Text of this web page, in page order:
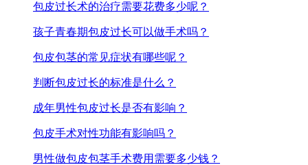
包皮过长术的治疗需要花费多少呢？
孩子青春期包皮过长可以做手术吗？
包皮包茎的常见症状有哪些呢？
判断包皮过长的标准是什么？
成年男性包皮过长是否有影响？
包皮手术对性功能有影响吗？
男性做包皮包茎手术费用需要多少钱？